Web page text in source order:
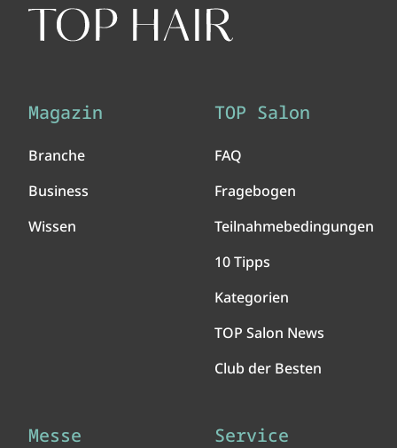
Magazin
Branche
Business
Wissen
TOP Salon
FAQ
Fragebogen
Teilnahmebedingungen
10 Tipps
Kategorien
TOP Salon News
Club der Besten
Messe Service